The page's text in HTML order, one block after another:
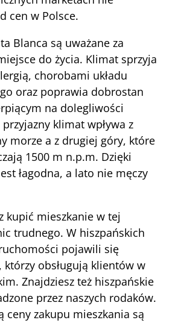
cen w Polsce.
Blanca są uważane za
do życia. Klimat sprzyja
chorobami układu
oraz poprawia dobrostan
na dolegliwości
klimat wpływa z
morze a z drugiej góry, które
1500 m n.p.m. Dzięki
łagodna, a lato nie męczy
kupić mieszkanie w tej
trudnego. W hiszpańskich
pojawili się
którzy obsługują klientów w
Znajdziesz też hiszpańskie
przez naszych rodaków.
ceny zakupu mieszkania są